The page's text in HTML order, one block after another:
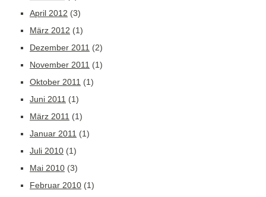
April 2012 (3)
März 2012 (1)
Dezember 2011 (2)
November 2011 (1)
Oktober 2011 (1)
Juni 2011 (1)
März 2011 (1)
Januar 2011 (1)
Juli 2010 (1)
Mai 2010 (3)
Februar 2010 (1)